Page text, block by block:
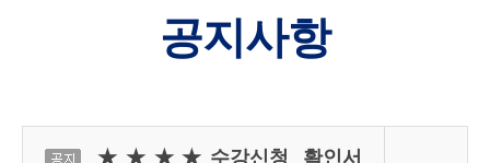
공지사항
★★★★수강신청 확인서